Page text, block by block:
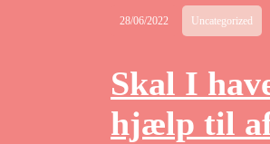
28/06/2022 Uncategorized
Skal I
hjælp til